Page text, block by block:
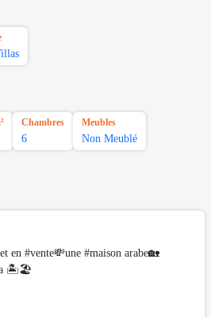
Chambres
6
Meubles
Non Meublé
en #vente💸une #maison arabe🏡
🏝🏖